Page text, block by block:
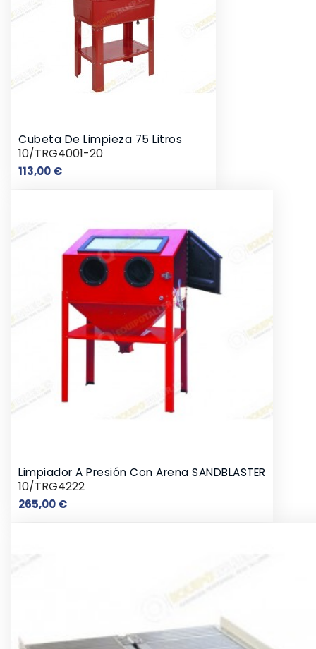
Cubeta De Limpieza 75 Litros
10/TRG4001-20
113,00 €Precio
Limpiador A Presión Con Arena SANDBLASTER
10/TRG4222
265,00 €Precio